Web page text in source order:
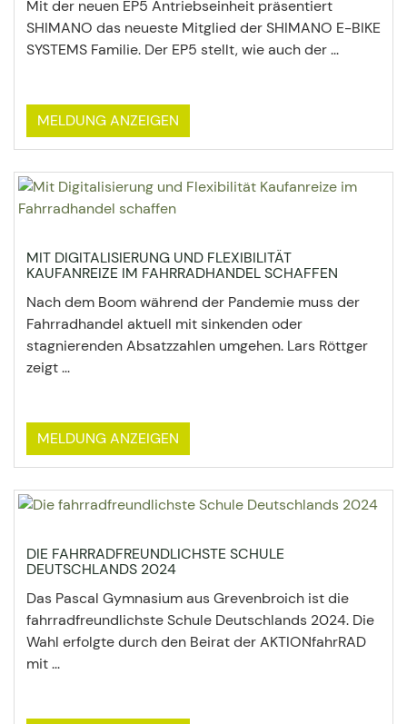
Mit der neuen EP5 Antriebseinheit präsentiert
SHIMANO das neueste Mitglied der SHIMANO E-BIKE
SYSTEMS Familie. Der EP5 stellt, wie auch der ...
MELDUNG ANZEIGEN
MIT DIGITALISIERUNG UND FLEXIBILITÄT
KAUFANREIZE IM FAHRRADHANDEL SCHAFFEN
Nach dem Boom während der Pandemie muss der
Fahrradhandel aktuell mit sinkenden oder
stagnierenden Absatzzahlen umgehen. Lars Röttger
zeigt ...
MELDUNG ANZEIGEN
DIE FAHRRADFREUNDLICHSTE SCHULE
DEUTSCHLANDS 2024
Das Pascal Gymnasium aus Grevenbroich ist die
fahrradfreundlichste Schule Deutschlands 2024. Die
Wahl erfolgte durch den Beirat der AKTIONfahrRAD
mit ...